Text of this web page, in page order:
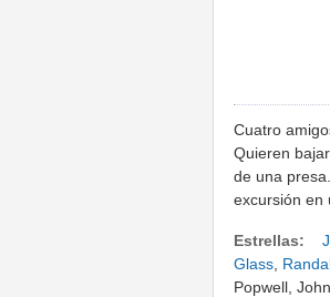
Cuatro
Quieren
de una
excursión en
Estrellas:
Glass
Popwell,